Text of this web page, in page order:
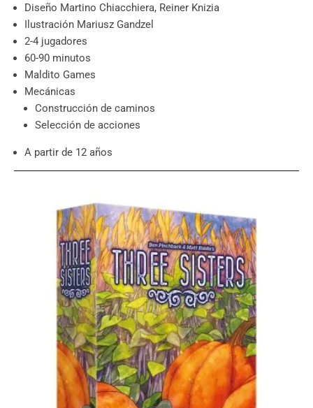
Diseño Martino Chiacchiera, Reiner Knizia
Ilustración Mariusz Gandzel
2-4 jugadores
60-90 minutos
Maldito Games
Mecánicas
Construcción de caminos
Selección de acciones
A partir de 12 años